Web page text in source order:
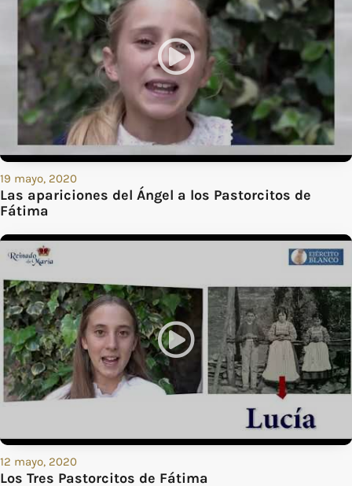
19 mayo, 2020
Las apariciones del Ángel a los Pastorcitos de
Fátima
12 mayo, 2020
Los Tres Pastorcitos de Fátima